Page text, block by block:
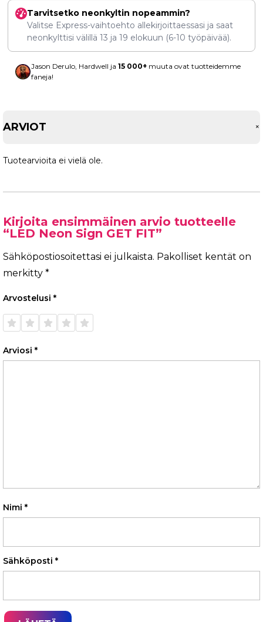
Tarvitsetko neonkyltin nopeammin?
Valitse Express-vaihtoehto allekirjoittaessasi ja saat
neonkylttisi välillä 13 ja 19 elokuun (6-10 työpäivää).
Jason Derulo, Hardwell ja 15 000+ muuta ovat tuotteidemme
faneja!
ARVIOT +
Tuotearvioita ei vielä ole.
Kirjoita ensimmäinen arvio tuotteelle
“LED Neon Sign GET FIT”
Sähköpostiosoitettasi ei julkaista. Pakolliset kentät on
merkitty *
Arvostelusi *
1/5
tähteä
2/5
tähteä
3/5
tähteä
4/5
tähteä
5/5
tähteä
Arviosi *
Nimi *
Sähköposti *